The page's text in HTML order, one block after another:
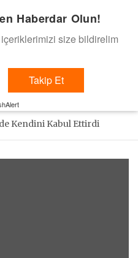
gelsin dedik.
Kendini Kabul Ettirdi
Haberdar Olun!
size bildirelim
Takip Et